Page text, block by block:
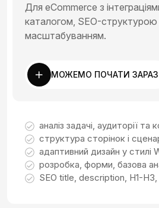
Для eCommerce з
каталогом, SEO-структурою
масштабуванням.
МОЖЕМО ПОЧАТИ ЗАРАЗ
аналіз задачі, аудиторії та
структура сторінок і
адаптивний дизайн у стилі
розробка, форми, базова
SEO title, description, H1-H3,